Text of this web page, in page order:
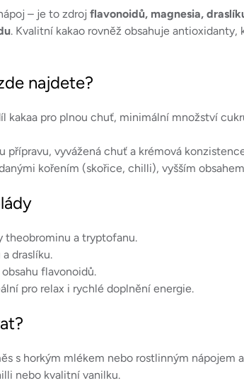
á
d
r
k
y
p
u
– je to zdroj flavonoidů, magnesia,
. Kvalitní kakao rovněž obsahuje
najdete?
kakaa pro plnou chuť, minimální množství
přípravu, vyvážená chuť a krémová
kořením (skořice, chilli), vyšším
theobrominu a tryptofanu.
draslíku.
flavonoidů.
pro relax i rychlé doplnění energie.
s horkým mlékem nebo rostlinným
nebo kvalitní vanilku.